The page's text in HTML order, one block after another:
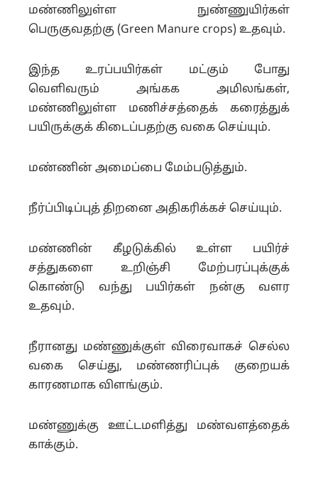
மண்ணிலுள்ள நுண்ணுயிர்கள்
பெருகுவதற்கு (Green Manure crops) உதவும்.
இந்த உரப்பயிர்கள் மட்கும் போது
வெளிவரும் அங்கக அமிலங்கள்,
மண்ணிலுள்ள மணிச்சத்தைக் கரைத்துக்
பயிருக்குக் கிடைப்பதற்கு வகை செய்யும்.
மண்ணின் அமைப்பை மேம்படுத்தும்.
நீர்ப்பிடிப்புத் திறனை அதிகரிக்கச் செய்யும்.
மண்ணின் கீழடுக்கில் உள்ள பயிர்ச்
சத்துகளை உறிஞ்சி மேற்பரப்புக்குக்
கொண்டு வந்து பயிர்கள் நன்கு வளர
உதவும்.
நீரானது மண்ணுக்குள் விரைவாகச் செல்ல
வகை செய்து, மண்ணரிப்புக் குறையக்
காரணமாக விளங்கும்.
மண்ணுக்கு ஊட்டமளித்து மண்வளத்தைக்
காக்கும்.